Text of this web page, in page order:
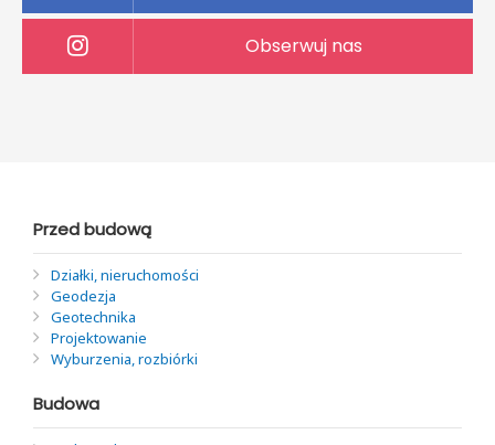
Obserwuj nas
Przed budową
Działki, nieruchomości
Geodezja
Geotechnika
Projektowanie
Wyburzenia, rozbiórki
Budowa